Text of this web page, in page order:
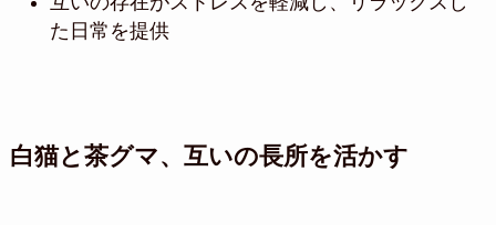
た日常を提供
白猫と茶グマ、互いの長所を活かす